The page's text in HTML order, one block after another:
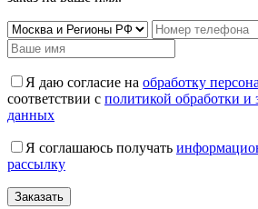
Я даю согласие на обработку
соответствии с политикой обработки
данных
Я соглашаюсь получать
рассылку